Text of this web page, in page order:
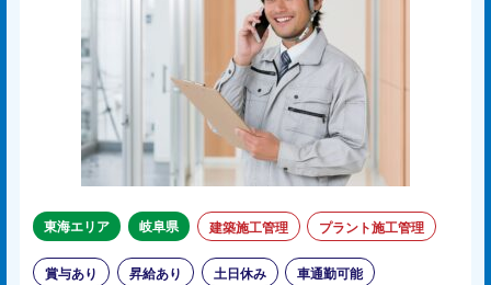
東海エリア 岐阜県 建築施工管理 プラント施工管理
賞与あり 昇給あり 土日休み 車通勤可能